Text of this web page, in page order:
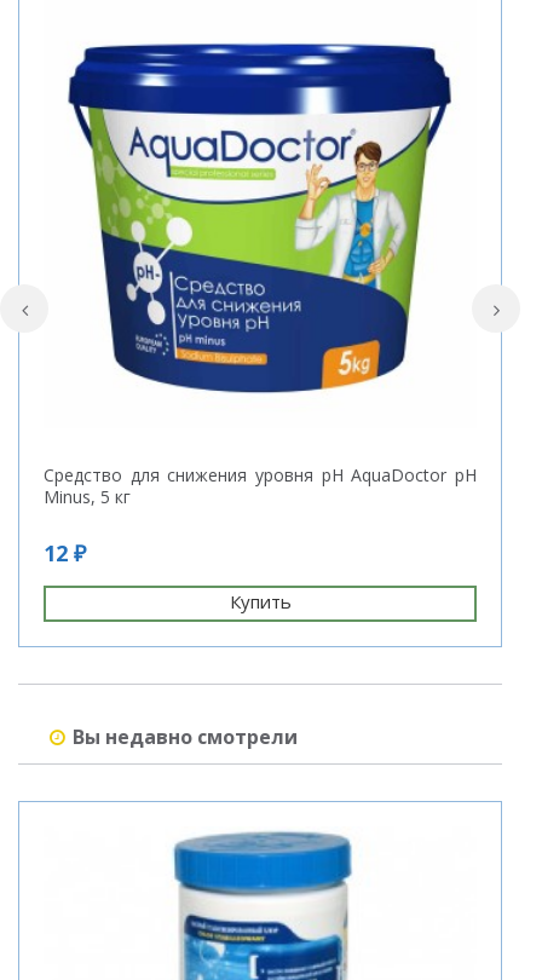
Средство для снижения уровня pH AquaDoctor pH
Minus, 5 кг
12 ₽
Купить
Вы недавно смотрели